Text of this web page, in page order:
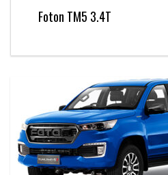
Foton TM5 3.4T